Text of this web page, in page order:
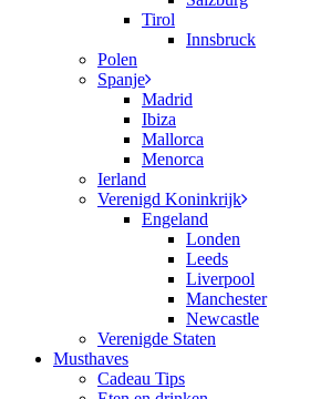
Tirol
Innsbruck
Polen
Spanje
Madrid
Ibiza
Mallorca
Menorca
Ierland
Verenigd Koninkrijk
Engeland
Londen
Leeds
Liverpool
Manchester
Newcastle
Verenigde Staten
Musthaves
Cadeau Tips